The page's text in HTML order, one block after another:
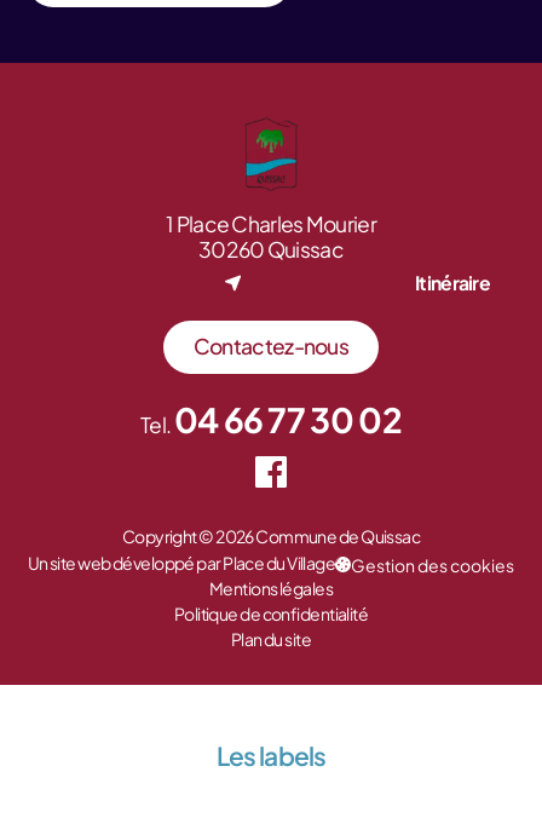
1 Place Charles Mourier
30260 Quissac
Itinéraire
Contactez-nous
Tel.04 66 77 30 02
Copyright © 2026 Commune de Quissac
Un site web développé par Place du Village
Gestion des cookies
Mentions légales
Politique de confidentialité
Plan du site
Les labels